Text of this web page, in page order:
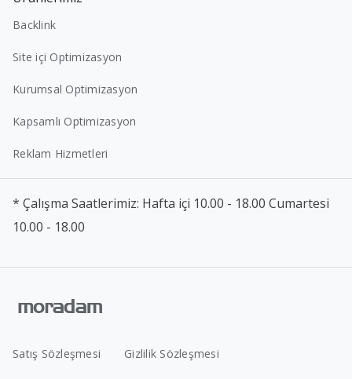
Backlink
Site içi Optimizasyon
Kurumsal Optimizasyon
Kapsamlı Optimizasyon
Reklam Hizmetleri
* Çalışma Saatlerimiz: Hafta içi 10.00 - 18.00 Cumartesi
10.00 - 18.00
Satış Sözleşmesi Gizlilik Sözleşmesi